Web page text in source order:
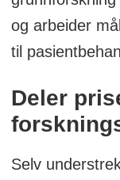
og arbeider
til
Deler
Selv